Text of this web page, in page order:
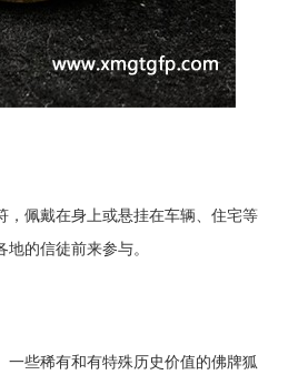
，佩戴在身上或悬挂在车辆、住宅等
的信徒前来参与。
些稀有和有特殊历史价值的佛牌狐